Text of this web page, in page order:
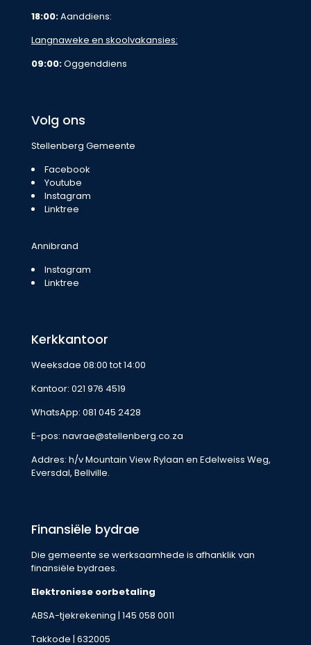
18:00:Aanddiens:
Langnaweke en skoolvakansies:
09:00:Oggenddiens
Volg ons
Stellenberg Gemeente
Facebook
Youtube
Instagram
Linktree
Annibrand
Instagram
Linktree
Kerkkantoor
Weeksdae 08:00 tot 14:00
Kantoor: 021 976 4519
WhatsApp: 081 045 2428
E-pos: navrae@stellenberg.co.za
Addres: h/v Mountain View Rylaan en Edelweiss Weg,
Eversdal, Bellville.
Finansiële bydrae
Die gemeente se werksaamhede is afhanklik van
finansiële bydraes.
Elektroniese oorbetaling
ABSA-tjekrekening | 145 058 0011
Takkode | 632005